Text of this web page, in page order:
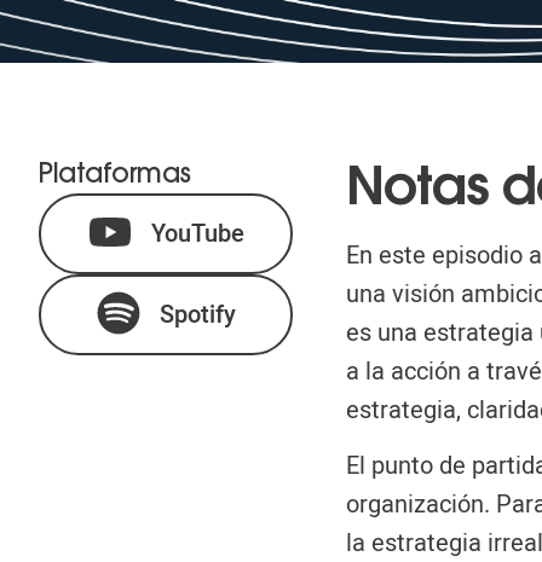
Plataformas
YouTube
Spotify
Notas
En este episodio
una visión
es una
a la acción a
estrategia,
El punto de
organización.
la estrategia